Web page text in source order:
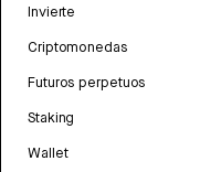
Invierte
Criptomonedas
Futuros perpetuos
Staking
Wallet